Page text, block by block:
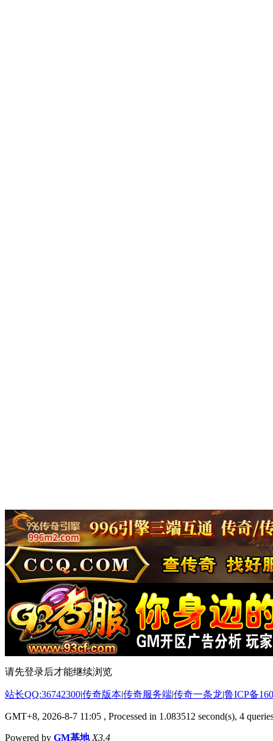
请先登录后才能继续浏览
站长QQ:36742300|传奇版本|传奇服务端|传奇一条龙|鲁ICP备
GMT+8, 2026-8-7 11:05 , Processed in 1.083512 second(s), 4
Powered by GM基地 X3.4